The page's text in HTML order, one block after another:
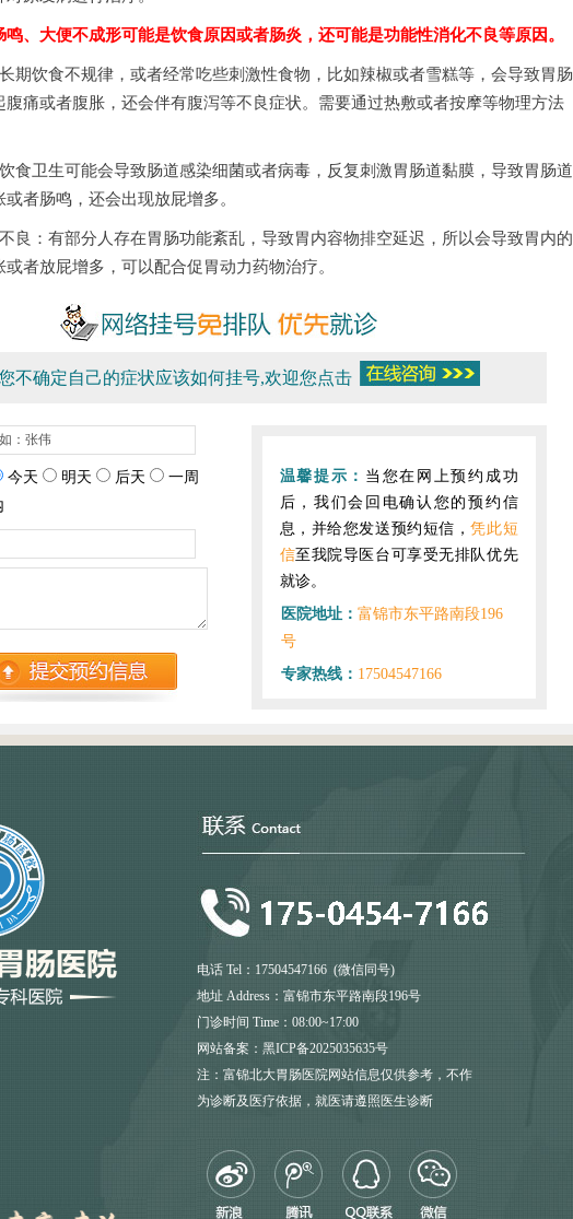
鸣、大便不成形可能是饮食原因或者肠炎，还可能是功能性消化不良等原因。
饮食不规律，或者经常吃些刺激性食物，比如辣椒或者雪糕等，会导致胃肠
腹痛或者腹胀，还会伴有腹泻等不良症状。需要通过热敷或者按摩等物理方法
卫生可能会导致肠道感染细菌或者病毒，反复刺激胃肠道黏膜，导致胃肠道
者肠鸣，还会出现放屁增多。
：有部分人存在胃肠功能紊乱，导致胃内容物排空延迟，所以会导致胃内的
者放屁增多，可以配合促胃动力药物治疗。
不确定自己的症状应该如何挂号,欢迎您点击
今天 明天 后天
一周
温馨提示： 当您在网上预约成功
后，我们会回电确认您的预约信
息，并给您发送预约短信，凭此短
信至我院导医台可享受无排队优先
就诊。
医院地址： 富锦市东平路南段196
号
专家热线： 17504547166
电话 Tel：17504547166 (微信同号)
地址 Address：富锦市东平路南段196号
门诊时间 Time：08:00~17:00
网站备案：黑ICP备2025035635号
注：富锦北大胃肠医院网站信息仅供参考，不作
为诊断及医疗依据，就医请遵照医生诊断